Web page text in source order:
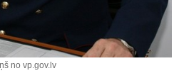
no vp.gov.lv